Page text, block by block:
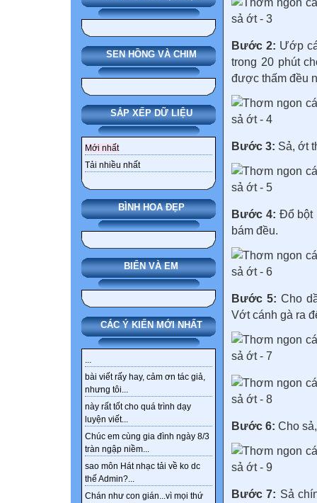
SEN HỒNG VÀ CHIM
SẮP XẾP DỮ LIỆU
Mới nhất
Tải nhiều nhất
BÌNH HOA ĐẸP
BIỂN VÀ EM
CÁC Ý KIẾN MỚI NHẤT
...
bài viết rấy hay, cảm ơn tác giả,
nhưng tôi...
này rất tốt cho quá trình dạy
luyện viết...
Chúc em cùng gia đình ngày 8/3
tràn ngập niềm...
sao môn Hát nhạc tải về ko dc
thế Admin?...
Chán như con gián...vì mọi thứ
Bước 2: Ướp
trong 20 phút
được thấm đều
Bước 3: Sả, ớt
Bước 4: Đổ bột
bám đều.
Bước 5: Cho
Vớt cánh gà ra
Bước 6: Cho
Bước 7: Sả